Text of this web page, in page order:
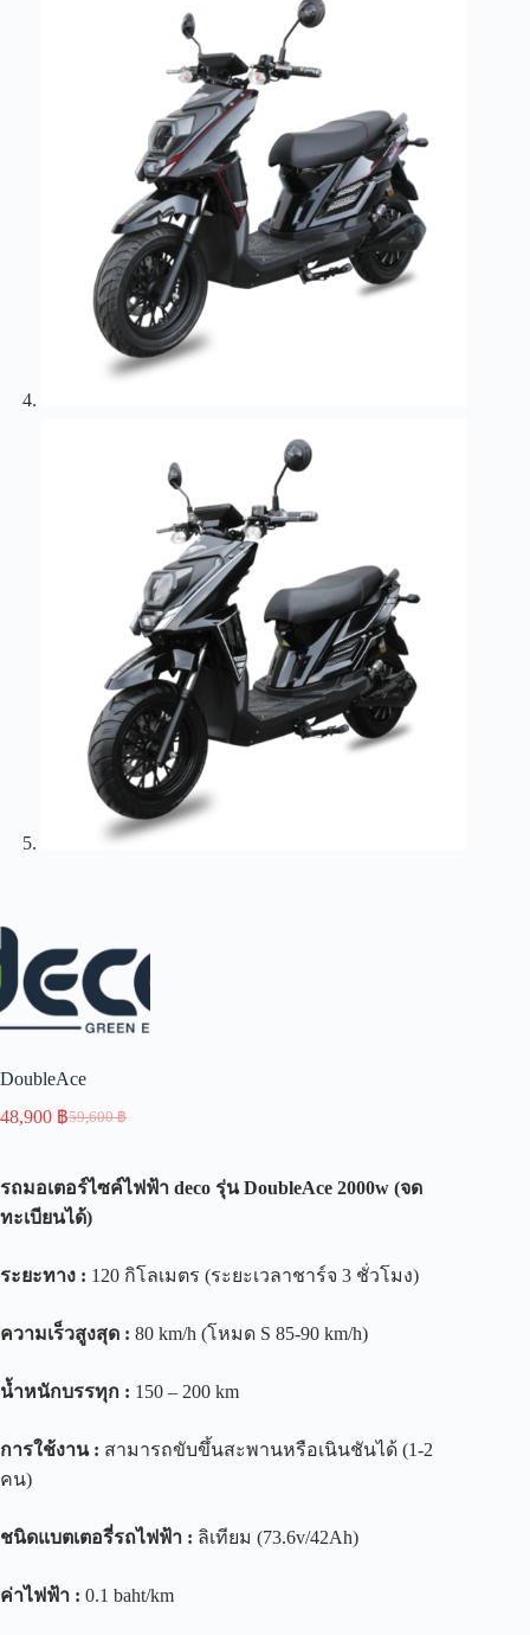
DoubleAce
59,600฿
48,900 ฿
รถมอเตอร์ไซค์ไฟฟ้า deco รุ่น DoubleAce 2000w (จด
ทะเบียนได้)
ระยะทาง : 120 กิโลเมตร (ระยะเวลาชาร์จ 3 ชั่วโมง)
ความเร็วสูงสุด : 80 km/h (โหมด S 85-90 km/h)
น้ำหนักบรรทุก : 150 – 200 km
การใช้งาน: สามารถขับขึ้นสะพานหรือเนินชันได้ (1-2
คน)
ชนิดแบตเตอรี่รถไฟฟ้า : ลิเทียม (73.6v/42Ah)
ค่าไฟฟ้า : 0.1 baht/km